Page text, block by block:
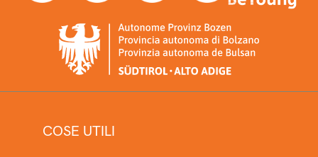
COSE UTILI